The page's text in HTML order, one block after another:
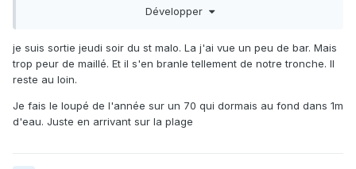
l'impression que même les bars de 30 cm, ce sont déjà pris
Développer
je suis sortie jeudi soir du st malo. La j'ai vue un peu de bar. Mais
trop peur de maillé. Et il s'en branle tellement de notre tronche. Il
reste au loin.
Je fais le loupé de l'année sur un 70 qui dormais au fond dans 1m
d'eau. Juste en arrivant sur la plage